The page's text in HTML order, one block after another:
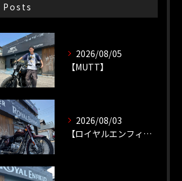
Posts
2026/08/05
【MUTT】
2026/08/03
【ロイヤルエンフィールド】【ソロツーリング】